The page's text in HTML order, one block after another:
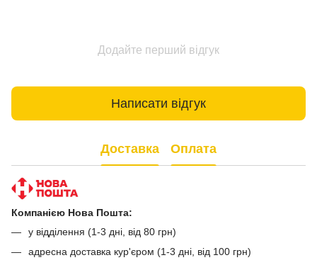
Додайте перший відгук
Написати відгук
Доставка Оплата
Компанією Нова Пошта:
у відділення (1-3 дні, від 80 грн)
адресна доставка кур'єром (1-3 дні, від 100 грн)